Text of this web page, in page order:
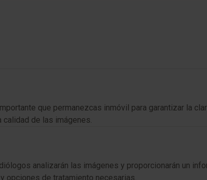
que permanezcas inmóvil para garantizar la
calidad de las imágenes.
analizarán las imágenes y proporcionarán un
opciones de tratamiento necesarias.